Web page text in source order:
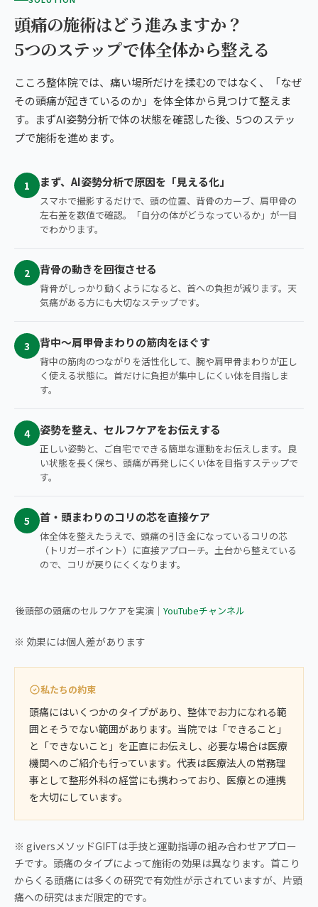
頭痛の施術はどう進みますか？
5つのステップで体全体から整える
こころ整体院では、痛い場所だけを揉むのではなく、「なぜ
その頭痛が起きているのか」を体全体から見つけて整えま
す。まずAI姿勢分析で体の状態を確認した後、5つのステッ
プで施術を進めます。
1 まず、AI姿勢分析で原因を「見える化」
スマホで撮影するだけで、頭の位置、背骨のカーブ、肩甲骨の
左右差を数値で確認。「自分の体がどうなっているか」が一目
でわかります。
2 背骨の動きを回復させる
背骨がしっかり動くようになると、首への負担が減ります。天
気痛がある方にも大切なステップです。
3 背中〜肩甲骨まわりの筋肉をほぐす
背中の筋肉のつながりを活性化して、腕や肩甲骨まわりが正し
く使える状態に。首だけに負担が集中しにくい体を目指しま
す。
4 姿勢を整え、セルフケアをお伝えする
正しい姿勢と、ご自宅でできる簡単な運動をお伝えします。良
い状態を長く保ち、頭痛が再発しにくい体を目指すステップで
す。
5 首・頭まわりのコリの芯を直接ケア
体全体を整えたうえで、頭痛の引き金になっているコリの芯
（トリガーポイント）に直接アプローチ。土台から整えている
ので、コリが戻りにくくなります。
後頭部の頭痛のセルフケアを実演｜ YouTubeチャンネル
※ 効果には個人差があります
私たちの約束
頭痛にはいくつかのタイプがあり、整体でお力になれる範
囲とそうでない範囲があります。当院では「できること」
と「できないこと」を正直にお伝えし、必要な場合は医療
機関へのご紹介も行っています。代表は医療法人の常務理
事として整形外科の経営にも携わっており、医療との連携
を大切にしています。
※ giversメソッドGIFTは手技と運動指導の組み合わせアプロー
チです。頭痛のタイプによって施術の効果は異なります。首こり
からくる頭痛には多くの研究で有効性が示されていますが、片頭
痛への研究はまだ限定的です。